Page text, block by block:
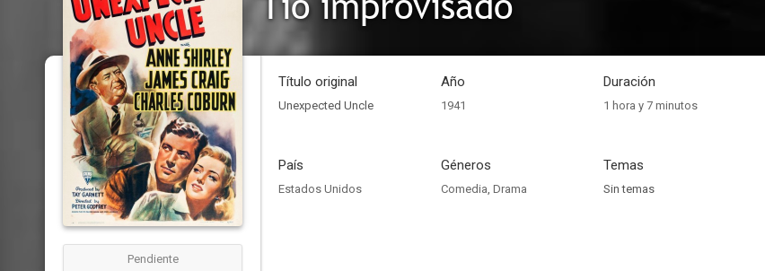
Pendiente
Título original
Unexpected Uncle
Año
1941
Duración
1 hora y 7 minutos
País
Estados Unidos
Géneros
Comedia, Drama
Temas
Sin temas